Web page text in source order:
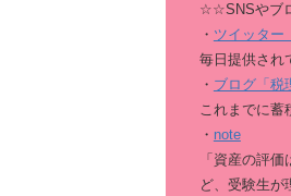
☆☆SNSやブ
・ ツイッター
毎日提供され
・ ブログ「
これまでに蓄
・ note
「資産の評
ど、受験生が